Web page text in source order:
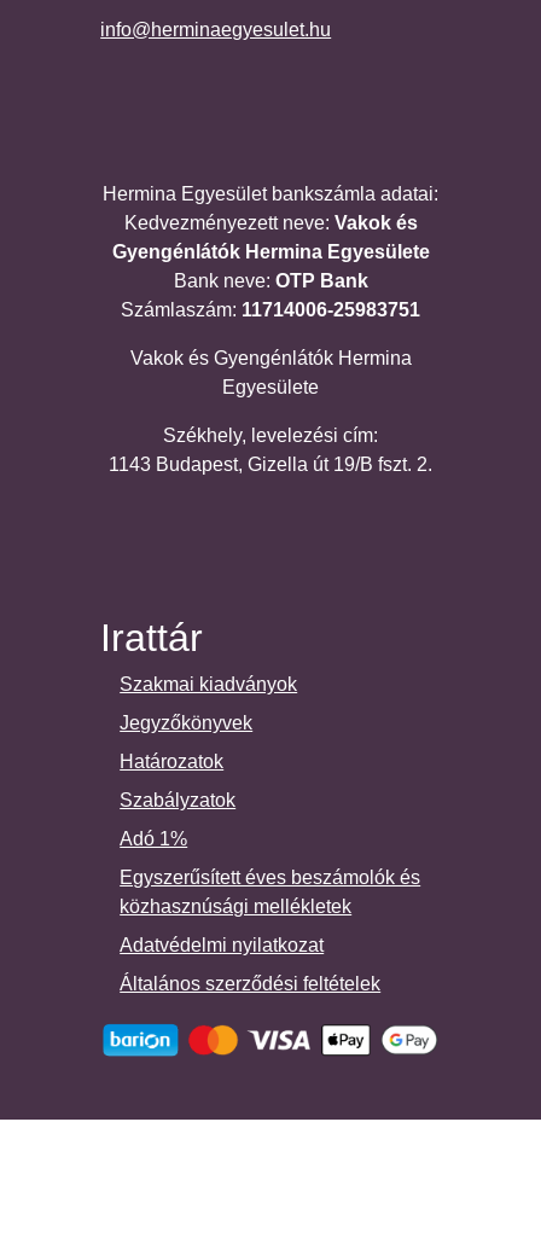
info@herminaegyesulet.hu
Hermina Egyesület bankszámla adatai:
Kedvezményezett neve: Vakok és
Gyengénlátók Hermina Egyesülete
Bank neve: OTP Bank
Számlaszám: 11714006-25983751
Vakok és Gyengénlátók Hermina
Egyesülete
Székhely, levelezési cím:
1143 Budapest, Gizella út 19/B fszt. 2.
Irattár
Szakmai kiadványok
Jegyzőkönyvek
Határozatok
Szabályzatok
Adó 1%
Egyszerűsített éves beszámolók és
közhasznúsági mellékletek
Adatvédelmi nyilatkozat
Általános szerződési feltételek